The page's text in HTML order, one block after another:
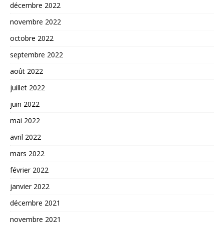
décembre 2022
novembre 2022
octobre 2022
septembre 2022
août 2022
juillet 2022
juin 2022
mai 2022
avril 2022
mars 2022
février 2022
janvier 2022
décembre 2021
novembre 2021